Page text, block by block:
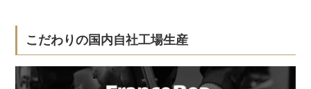
こだわりの国内自社工場生産